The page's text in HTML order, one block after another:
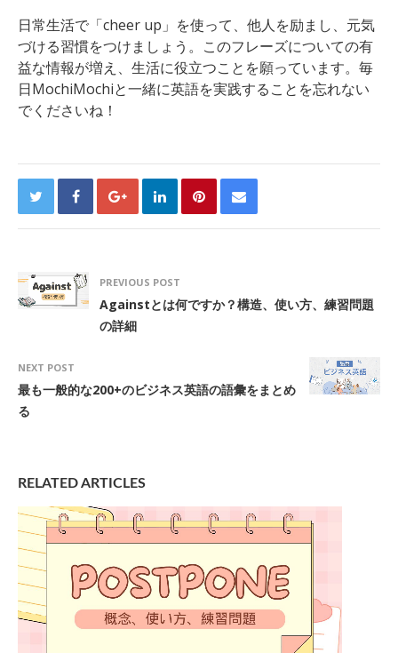
日常生活で「cheer up」を使って、他人を励まし、元気
づける習慣をつけましょう。このフレーズについての有
益な情報が増え、生活に役立つことを願っています。毎
日MochiMochiと一緒に英語を実践することを忘れない
でくださいね！
PREVIOUS POST
Againstとは何ですか？構造、使い方、練習問題
の詳細
NEXT POST
最も一般的な200+のビジネス英語の語彙をまとめ
る
RELATED ARTICLES